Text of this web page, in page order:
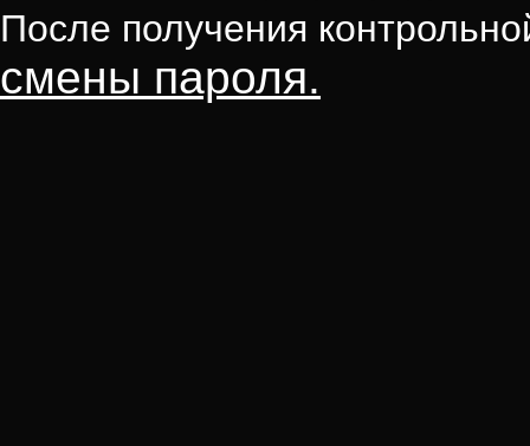
После получения
смены пароля.